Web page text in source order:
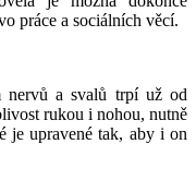
práce a sociálních věcí.
nervů a svalů trpí už od
rukou i nohou, nutně
je upravené tak, aby i on